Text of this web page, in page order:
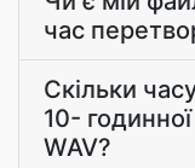
час
Скільки
10-
WAV?